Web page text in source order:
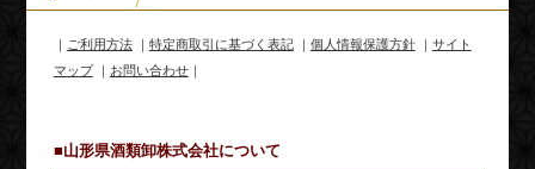
ご利用方法｜ 特定商取引に基づく表記｜ 個人情報保護方針｜ サイト
マップ｜ お問い合わせ｜
■山形県酒類卸株式会社について